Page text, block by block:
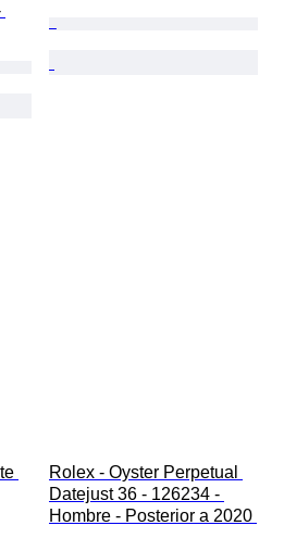
Rolex - Oyster Perpetual
Datejust 36 - 126234 -
Hombre - Posterior a 2020